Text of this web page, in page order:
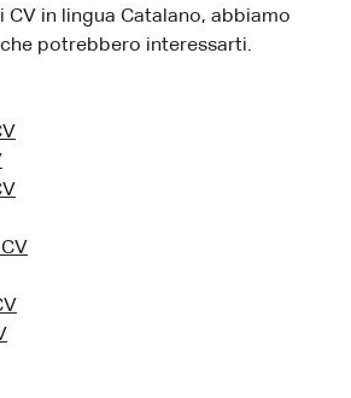
CV in lingua Catalano, abbiamo
potrebbero interessarti.